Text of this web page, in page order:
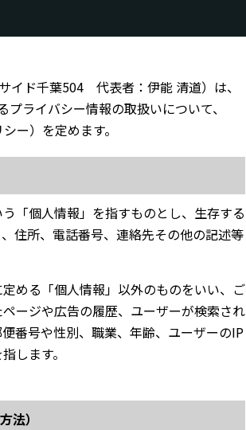
ド千葉504 代表者：伊能 清道）は、
ライバシー情報の取扱いについて、
ー）を定めます。
「個人情報」を指すものとし、生存する
住所、電話番号、連絡先その他の記述等
める「個人情報」以外のものをいい、ご
ージや広告の履歴、ユーザーが検索され
番号や性別、職業、年齢、ユーザーのIP
します。
法）